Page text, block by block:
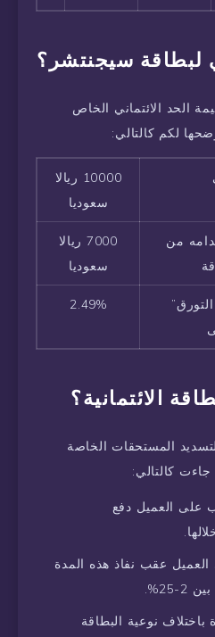
لبطاقة سيجنتشر؟
الحد الائتماني الخاص
لكم كالتالي:
10000 ريالا
سعوديا
من
7000 ريالا
سعوديا
2.49%
الائتمانية؟
المستحقات الخاصة
جاءت كالتالي:
على العميل دفع
عقب نفاذ هذه المدة
نوعية البطاقة